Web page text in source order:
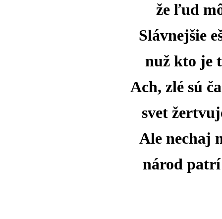
že ľud
Slávnejšie
nuž kto je
Ach, zlé sú
svet
Ale nechaj
národ